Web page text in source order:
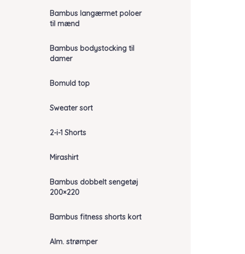
Bambus langærmet poloer
til mænd
Bambus bodystocking til
damer
Bomuld top
Sweater sort
2-i-1 Shorts
Mirashirt
Bambus dobbelt sengetøj
200×220
Bambus fitness shorts kort
Alm. strømper